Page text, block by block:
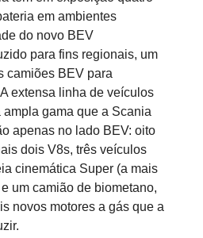
em ambientes
do novo BEV
para fins regionais, um
camiões BEV para
extensa linha de veículos
ampla gama que a Scania
apenas no lado BEV: oito
dois V8s, três veículos
cinemática Super (a mais
um camião de biometano,
novos motores a gás que a